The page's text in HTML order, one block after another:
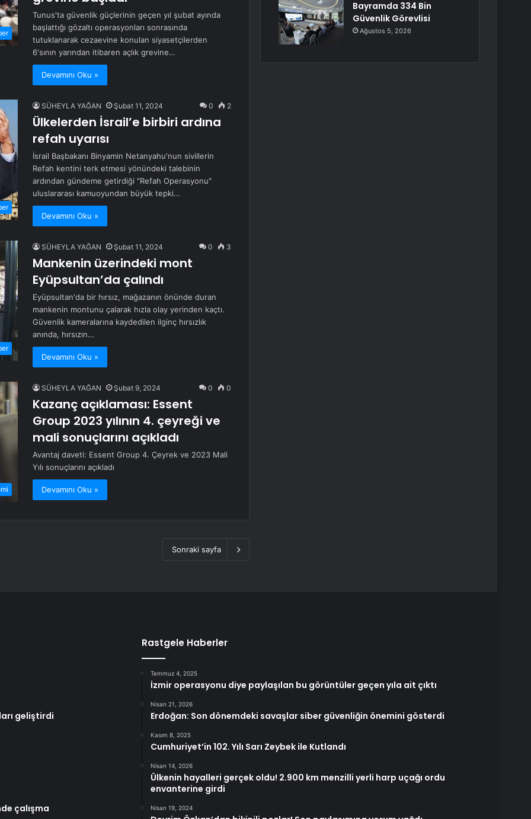
Tunus'ta güvenlik güçlerinin geçen yıl şubat ayında
başlattığı gözaltı operasyonları sonrasında
tutuklanarak cezaevine konulan siyasetçilerden
6'sının yarından itibaren açlık grevine…
Devamını Oku »
SÜHEYLA YAĞAN Şubat 11, 2024 0 2
Ülkelerden İsrail’e birbiri ardına
refah uyarısı
İsrail Başbakanı Binyamin Netanyahu'nun sivillerin
Refah kentini terk etmesi yönündeki talebinin
ardından gündeme getirdiği "Refah Operasyonu"
uluslararası kamuoyundan büyük tepki…
Devamını Oku »
SÜHEYLA YAĞAN Şubat 11, 2024 0 3
Mankenin üzerindeki mont
Eyüpsultan’da çalındı
Eyüpsultan'da bir hırsız, mağazanın önünde duran
mankenin montunu çalarak hızla olay yerinden kaçtı.
Güvenlik kameralarına kaydedilen ilginç hırsızlık
anında, hırsızın…
Devamını Oku »
SÜHEYLA YAĞAN Şubat 9, 2024 0 0
Kazanç açıklaması: Essent
Group 2023 yılının 4. çeyreği ve
mali sonuçlarını açıkladı
Avantaj daveti: Essent Group 4. Çeyrek ve 2023 Mali
Yılı sonuçlarını açıkladı
Devamını Oku »
Sonraki sayfa
Bayramda 334 Bin
Güvenlik Görevlisi
Ağustos 5, 2026
geliştirdi
çalışma
Rastgele Haberler
Temmuz 4, 2025
İzmir operasyonu diye paylaşılan bu görüntüler geçen yıla ait çıktı
Nisan 21, 2026
Erdoğan: Son dönemdeki savaşlar siber güvenliğin önemini gösterdi
Kasım 8, 2025
Cumhuriyet’in 102. Yılı Sarı Zeybek ile Kutlandı
Nisan 14, 2026
Ülkenin hayalleri gerçek oldu! 2.900 km menzilli yerli harp uçağı ordu
envanterine girdi
Nisan 19, 2024